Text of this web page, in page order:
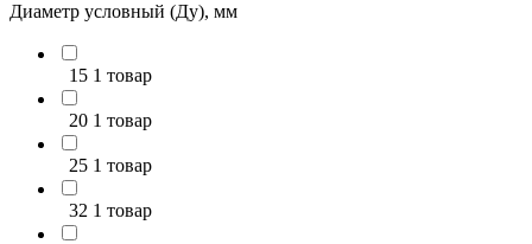
Диаметр условный (Ду), мм
15 1 товар
20 1 товар
25 1 товар
32 1 товар